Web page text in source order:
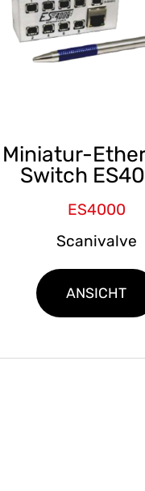
Miniatur-
Switch
ES4000
Scanivalve
ANSICHT